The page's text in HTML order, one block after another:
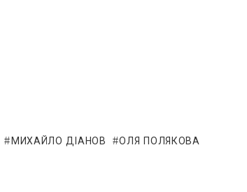
МИХАЙЛО ДІАНОВ
ОЛЯ ПОЛЯКОВА